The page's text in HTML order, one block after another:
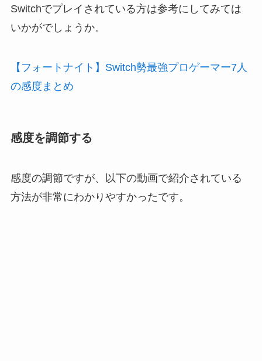
Switchでプレイされている方は参考にしてみては
いかがでしょうか。
【フォートナイト】Switch勢最強プロゲーマー7人
の感度まとめ
感度を調節する
感度の調節ですが、以下の動画で紹介されている
方法が非常にわかりやすかったです。